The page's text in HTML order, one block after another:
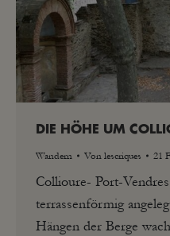
DIE HÖHE UM
Wandern Von lescriques 21
Collioure- Port-
terrassenförmig
Hängen der Berge